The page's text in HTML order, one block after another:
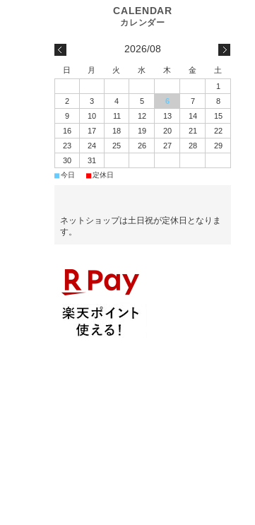
2026/08
日 月 火 水 木 金
土
1
2
3 4 5 6 7
8
9
10 11 12 13 14
15
16
17 18 19 20 21
22
23
24 25 26 27 28
29
30
31
■今日 ■定休日
ネットショップは土日祝が定休日となりま
す。